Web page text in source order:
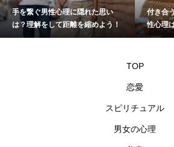
手を繋ぐ男性心理に隠れた思い
は？理解をして距離を縮めよう！
付き合
性心理
て
TOP
恋愛
スピリチュアル
男女の心理